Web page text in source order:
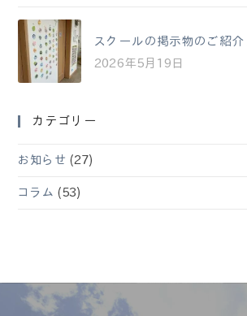
スクールの掲示物のご紹
2026年5月19日
カテゴリー
お知らせ (27)
コラム (53)